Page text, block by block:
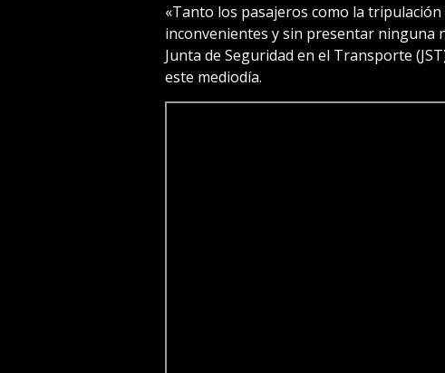
«Tanto los pasajeros como la
inconvenientes y sin presentar ninguna
Junta de Seguridad en el Transporte
este mediodía.